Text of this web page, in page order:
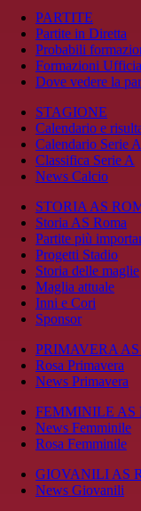
PARTITE
Partite in Diretta
Probabili
Formazioni
Dove vedere la
STAGIONE
Calendario e
Calendario Serie A
Classifica Serie A
News Calcio
STORIA AS
Storia AS Roma
Partite più
Progetti Stadio
Storia delle maglie
Maglia attuale
Inni e Cori
Sponsor
PRIMAVERA
Rosa Primavera
News Primavera
FEMMINILE AS
News Femminile
Rosa Femminile
GIOVANILI AS
News Giovanili